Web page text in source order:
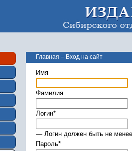
Главная – Вход на сайт
Имя
Фамилия
Логин*
— Логин должен быть не
Пароль*